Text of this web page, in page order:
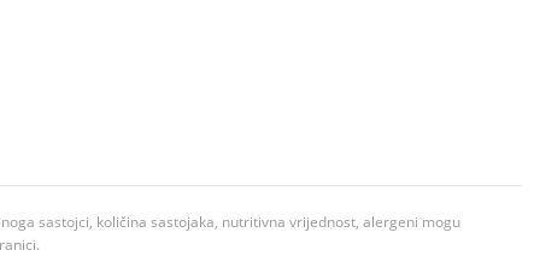
sastojci, količina sastojaka, nutritivna vrijednost, alergeni mogu